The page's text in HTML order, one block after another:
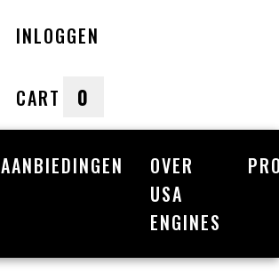
INLOGGEN
CART 0
AANBIEDINGEN
OVER
USA
ENGINES